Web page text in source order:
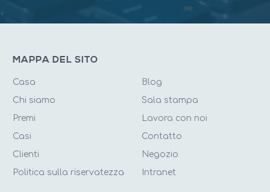
MAPPA DEL SITO
Casa
Chi siamo
Premi
Casi
Clienti
Politica sulla riservatezza
Blog
Sala stampa
Lavora con noi
Contatto
Negozio
Intranet